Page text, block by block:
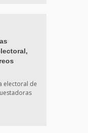
electoral de